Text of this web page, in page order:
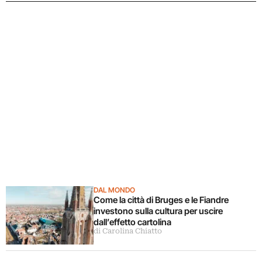
DAL MONDO
Come la città di Bruges e le Fiandre
investono sulla cultura per uscire
dall’effetto cartolina
di Carolina Chiatto